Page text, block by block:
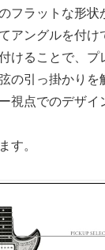
フラットな形状
アングルを付け
けることで、プ
の引っ掛かりを
視点でのデザイ
す。